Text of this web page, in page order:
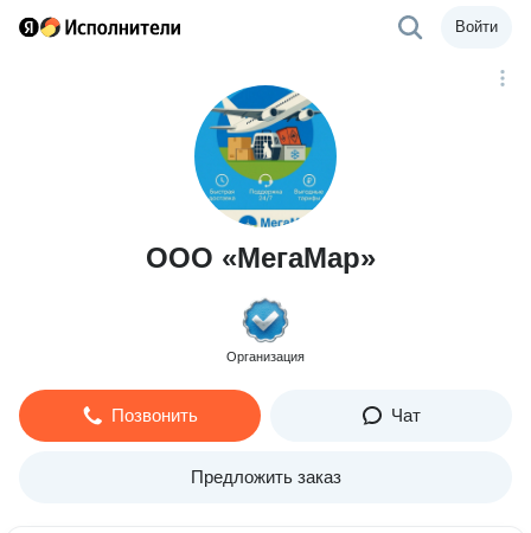
Войти
ООО «МегаМар»
Организация
Позвонить Чат
Предложить заказ